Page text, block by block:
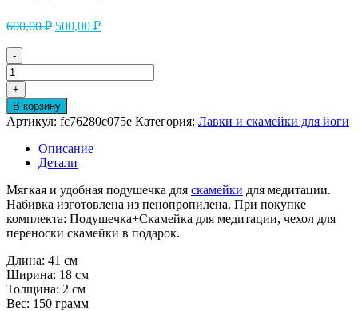
600,00₽ Первоначальная
600,00 ₽.
500,00 ₽Текущая
-
Количество
товара
Подушечка
от
скамейки
медитации
+
В корзину
Артикул: fc76280c075e Категория: Лавки и скамейки для йоги
Описание
Детали
Мягкая и удобная подушечка для скамейки для медитации.
Набивка изготовлена из пенопропилена. При покупке
комплекта: Подушечка+Скамейка для медитации, чехол для
переноски скамейки в подарок.
Длина: 41 см
Ширина: 18 см
Толщина: 2 см
Вес: 150 грамм